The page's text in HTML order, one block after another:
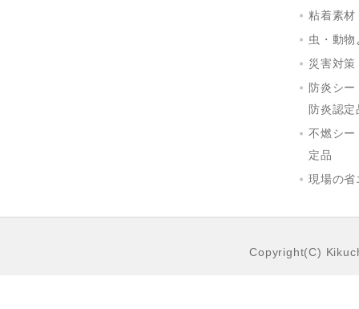
粘着素材
虫・動
災害対
防炎シ
防炎認定
不燃シ
定品
現場の省
Copyright(C)